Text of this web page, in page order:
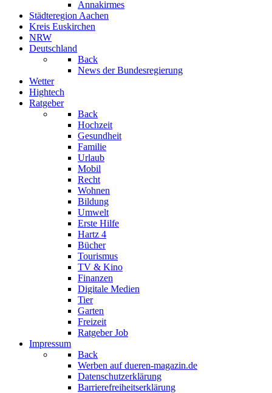
Annakirmes
Städteregion Aachen
Kreis Euskirchen
NRW
Deutschland
Back
News der Bundesregierung
Wetter
Hightech
Ratgeber
Back
Hochzeit
Gesundheit
Familie
Urlaub
Mobil
Recht
Wohnen
Bildung
Umwelt
Erste Hilfe
Hartz 4
Bücher
Tourismus
TV & Kino
Finanzen
Digitale Medien
Tier
Garten
Freizeit
Ratgeber Job
Impressum
Back
Werben auf dueren-magazin.de
Datenschutzerklärung
Barrierefreiheitserklärung